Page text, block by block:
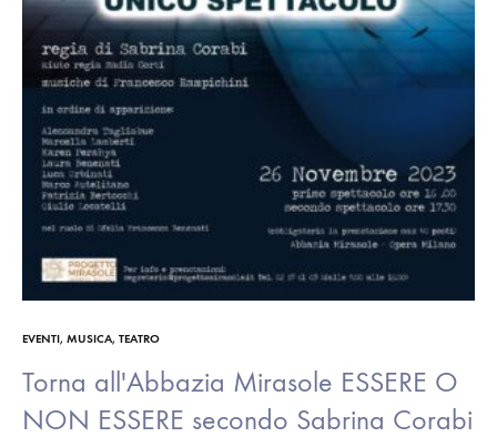
EVENTI, MUSICA, TEATRO
Torna all'Abbazia Mirasole ESSERE O
NON ESSERE secondo Sabrina Corabi